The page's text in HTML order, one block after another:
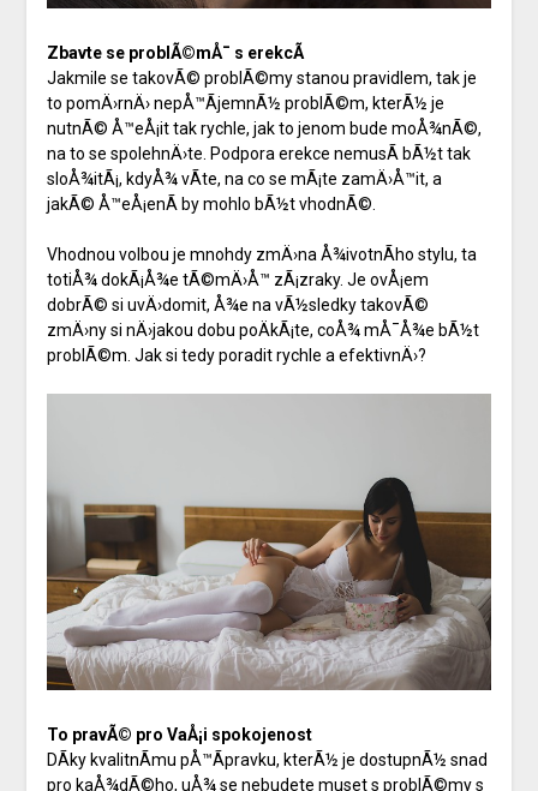
Zbavte se problÃ©mÅ¯ s erekcÃ­
Jakmile se takovÃ© problÃ©my stanou pravidlem, tak je
to pomÄ›rnÄ› nepÅ™Ã­jemnÃ½ problÃ©m, kterÃ½ je
nutnÃ© Å™eÅ¡it tak rychle, jak to jenom bude moÅ¾nÃ©,
na to se spolehnÄ›te. Podpora erekce nemusÃ­ bÃ½t tak
sloÅ¾itÃ¡, kdyÅ¾ vÃ­te, na co se mÃ¡te zamÄ›Å™it, a
jakÃ© Å™eÅ¡enÃ­ by mohlo bÃ½t vhodnÃ©.
Vhodnou volbou je mnohdy zmÄ›na Å¾ivotnÃ­ho stylu, ta
totiÅ¾ dokÃ¡Å¾e tÃ©mÄ›Å™ zÃ¡zraky. Je ovÅ¡em
dobrÃ© si uvÄ›domit, Å¾e na vÃ½sledky takovÃ©
zmÄ›ny si nÄ›jakou dobu poÄkÃ¡te, coÅ¾ mÅ¯Å¾e bÃ½t
problÃ©m. Jak si tedy poradit rychle a efektivnÄ›?
To pravÃ© pro VaÅ¡i spokojenost
DÃ­ky kvalitnÃ­mu pÅ™Ã­pravku, kterÃ½ je dostupnÃ½ snad
pro kaÅ¾dÃ©ho, uÅ¾ se nebudete muset s problÃ©my s